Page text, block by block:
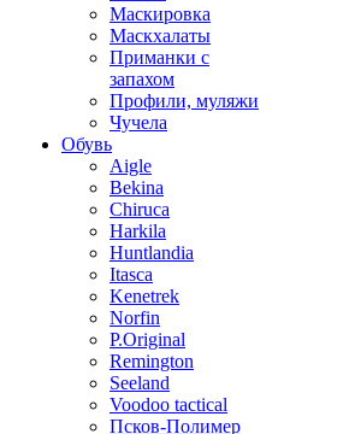
Маскировка
Маскхалаты
Приманки с
запахом
Профили, муляжи
Чучела
Обувь
Aigle
Bekina
Chiruсa
Harkila
Huntlandia
Itasca
Kenetrek
Norfin
P.Original
Remington
Seeland
Voodoo tactical
Псков-Полимер